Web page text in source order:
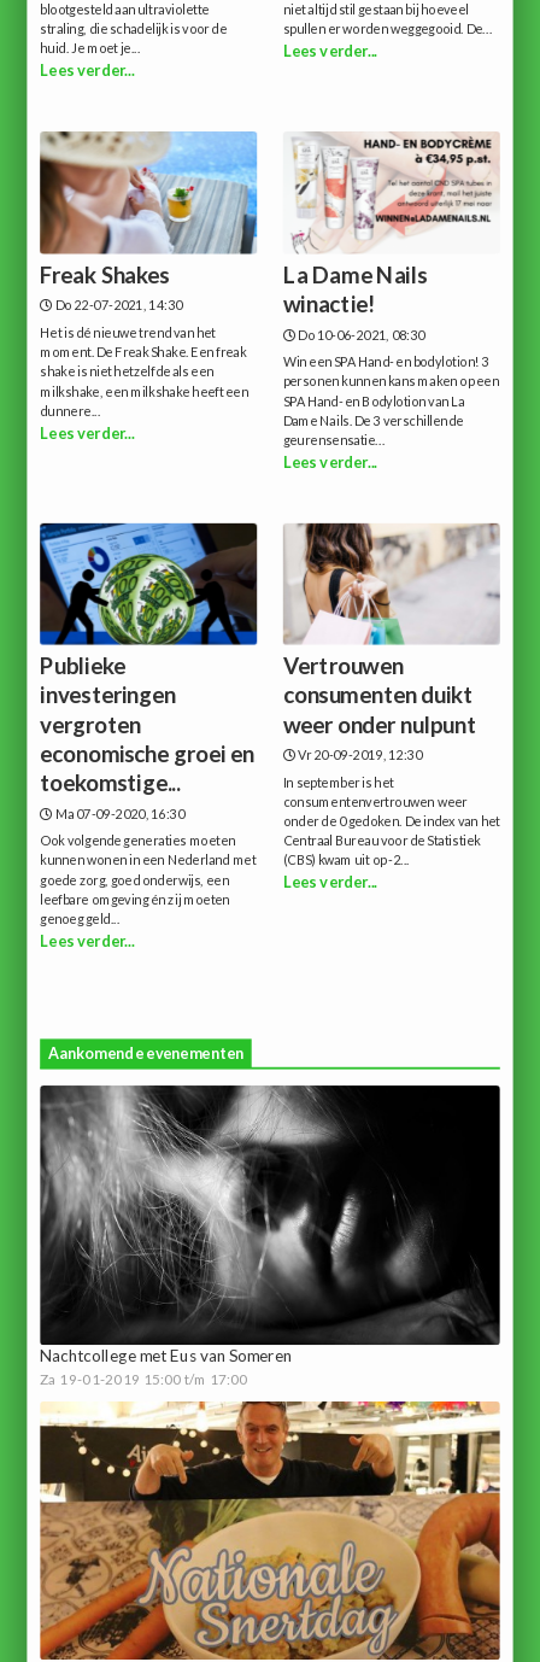
blootgesteld aan ultraviolette
straling, die schadelijk is voor de
huid. Je moet je...
Lees verder...
niet altijd stil gestaan bij hoeveel
spullen er worden weggegooid. De...
Lees verder...
Freak Shakes
Do 22-07-2021, 14:30
Het is dé nieuwe trend van het
moment. De Freak Shake. Een freak
shake is niet hetzelfde als een
milkshake, een milkshake heeft een
dunnere...
Lees verder...
La Dame Nails
winactie!
Do 10-06-2021, 08:30
Win een SPA Hand- en bodylotion!3
personen kunnen kans maken op een
SPA Hand- en Bodylotion van La
Dame Nails. De 3 verschillende
geurensensatie...
Lees verder...
Publieke
investeringen
vergroten
economische groei en
toekomstige...
Ma 07-09-2020, 16:30
Ook volgende generaties moeten
kunnen wonen in een Nederland met
goede zorg, goed onderwijs, een
leefbare omgeving én zij moeten
genoeg geld...
Lees verder...
Vertrouwen
consumenten duikt
weer onder nulpunt
Vr 20-09-2019, 12:30
In september is het
consumentenvertrouwen weer
onder de 0 gedoken. De index van het
Centraal Bureau voor de Statistiek
(CBS) kwam uit op -2...
Lees verder...
Aankomende evenementen
Nachtcollege met Eus van Someren
Za 19-01-2019 15:00 t/m 17:00